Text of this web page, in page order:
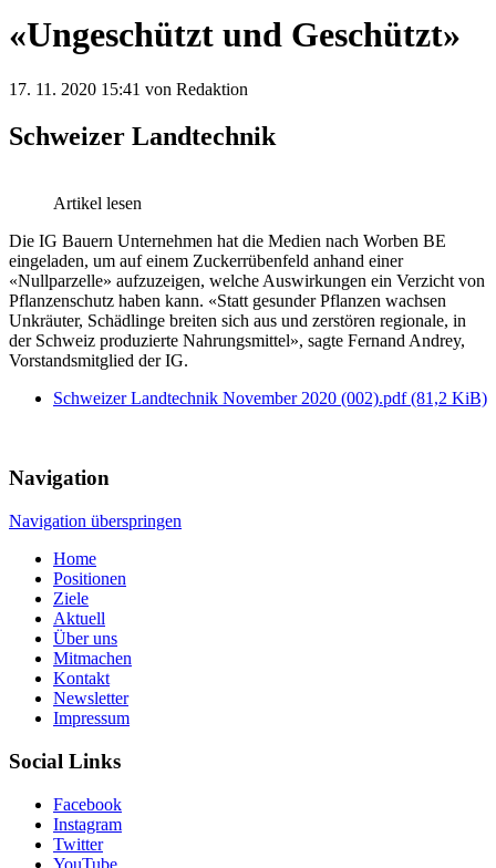
«Ungeschützt und Geschützt»
17. 11. 2020 15:41 von Redaktion
Schweizer Landtechnik
Artikel lesen
Die IG Bauern Unternehmen hat die Medien nach Worben BE
eingeladen, um auf einem Zuckerrübenfeld anhand einer
«Nullparzelle» aufzuzeigen, welche Auswirkungen ein Verzicht von
Pflanzenschutz haben kann. «Statt gesunder Pflanzen wachsen
Unkräuter, Schädlinge breiten sich aus und zerstören regionale, in
der Schweiz produzierte Nahrungsmittel», sagte Fernand Andrey,
Vorstandsmitglied der IG.
Schweizer Landtechnik November 2020 (002).pdf(81,2 KiB)
Navigation
Navigation überspringen
Home
Positionen
Ziele
Aktuell
Über uns
Mitmachen
Kontakt
Newsletter
Impressum
Social Links
Facebook
Instagram
Twitter
YouTube